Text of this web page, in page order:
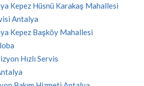
Kepez Hüsnü Karakaş Mahallesi
Antalya
Kepez Başköy Mahallesi
Hızlı Servis